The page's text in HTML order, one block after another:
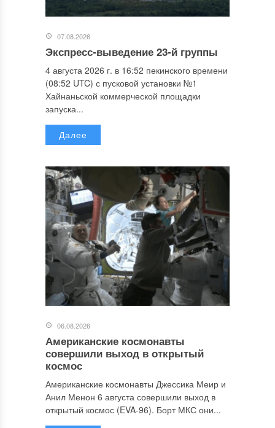
07.08.2026
Экспресс-выведение 23-й группы
4 августа 2026 г. в 16:52 пекинского времени
(08:52 UTC) с пусковой установки №1
Хайнаньской коммерческой площадки
запуска...
Далее
06.08.2026
Американские космонавты
совершили выход в открытый
космос
Американские космонавты Джессика Меир и
Анил Менон 6 августа совершили выход в
открытый космос (EVA-96). Борт МКС они...